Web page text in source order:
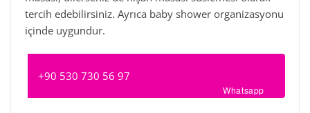
tercih edebilirsiniz. Ayrıca baby shower organizasyonu
içinde uygundur.
+90 530 730 56 97
Whatsapp